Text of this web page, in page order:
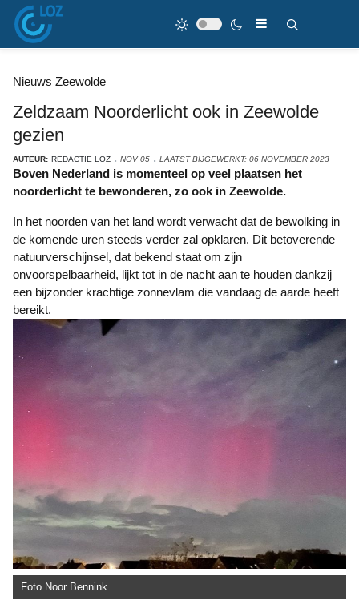
Nieuws Zeewolde
Zeldzaam Noorderlicht ook in Zeewolde
gezien
AUTEUR: REDACTIE LOZ NOV 05 LAATST BIJGEWERKT: 06 NOVEMBER 2023
Boven Nederland is momenteel op veel plaatsen het
noorderlicht te bewonderen, zo ook in Zeewolde.
In het noorden van het land wordt verwacht dat de bewolking in
de komende uren steeds verder zal opklaren. Dit betoverende
natuurverschijnsel, dat bekend staat om zijn
onvoorspelbaarheid, lijkt tot in de nacht aan te houden dankzij
een bijzonder krachtige zonnevlam die vandaag de aarde heeft
bereikt.
Foto Noor Bennink